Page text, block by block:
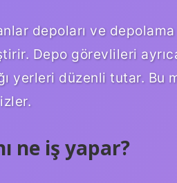
depoları ve
Depo görevlileri
yerleri düzenli tutar. Bu
ne iş yapar?